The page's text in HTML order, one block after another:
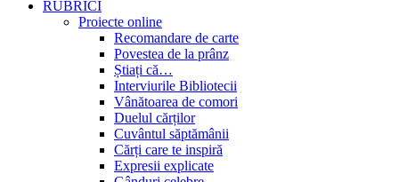
RUBRICI
Proiecte online
Recomandare de carte
Povestea de la prânz
Știați că…
Interviurile Bibliotecii
Vânătoarea de comori
Duelul cărților
Cuvântul săptămânii
Cărți care te inspiră
Expresii explicate